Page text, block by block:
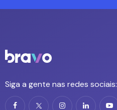
Siga a gente nas redes sociais: